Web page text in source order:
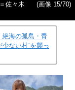
佐々木
(画像 15/70)
絶海の孤島・青
ない村”を襲っ